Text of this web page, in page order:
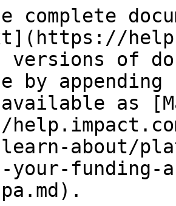
complete
versions of
by
as
about/
your-funding-